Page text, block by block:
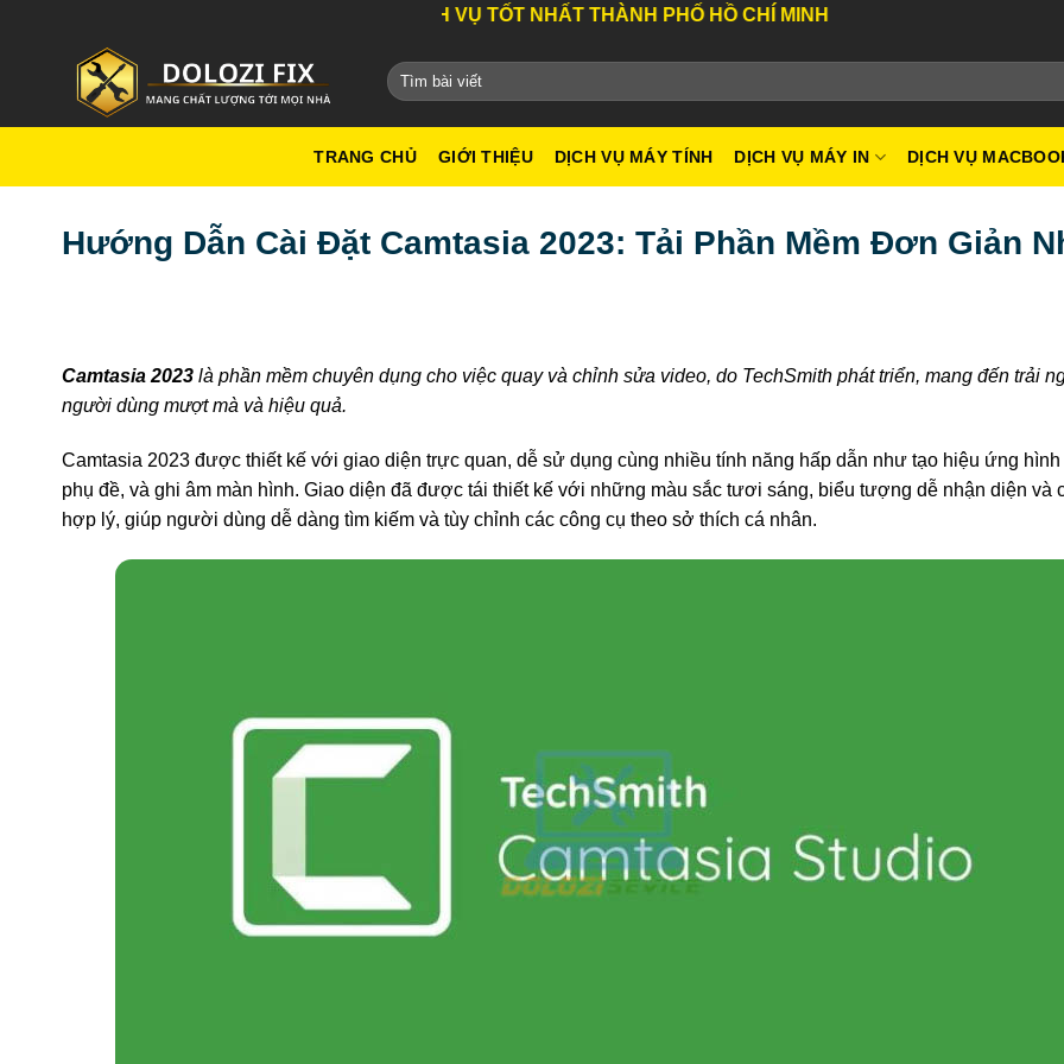
DỊCH VỤ TỐT NHẤT THÀNH PHỐ HỒ CHÍ MINH
TRANG CHỦ GIỚI THIỆU DỊCH VỤ MÁY TÍNH DỊCH VỤ MÁY IN DỊCH VỤ
Hướng Dẫn Cài Đặt Camtasia 2023: Tải Phần Mềm Đơn Giản
Camtasia 2023 là phần mềm chuyên dụng cho việc quay và chỉnh sửa video, do TechSmith phát triển, mang đến trải
người dùng mượt mà và hiệu quả.
Camtasia 2023 được thiết kế với giao diện trực quan, dễ sử dụng cùng nhiều tính năng hấp dẫn như tạo hiệu ứng hình
phụ đề, và ghi âm màn hình. Giao diện đã được tái thiết kế với những màu sắc tươi sáng, biểu tượng dễ nhận diện và
hợp lý, giúp người dùng dễ dàng tìm kiếm và tùy chỉnh các công cụ theo sở thích cá nhân.